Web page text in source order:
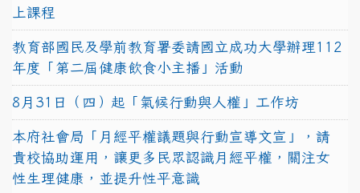
上課程
教育部國民及學前教育署委請國立成功大學辦理112
年度「第二屆健康飲食小主播」活動
8月31日（四）起「氣候行動與人權」工作坊
本府社會局「月經平權議題與行動宣導文宣」，請
貴校協助運用，讓更多民眾認識月經平權，關注女
性生理健康，並提升性平意識